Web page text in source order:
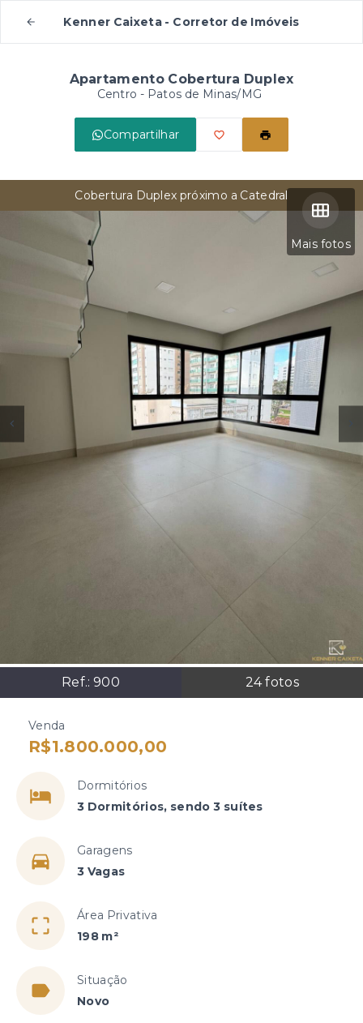
Kenner Caixeta - Corretor de Imóveis
Apartamento Cobertura Duplex
Centro - Patos de Minas/MG
Compartilhar
Mais fotos
Ref.:900 24fotos
Cobertura Duplex próximo a Catedral
Venda
R$1.800.000,00
Dormitórios
3 Dormitórios, sendo 3 suítes
Garagens
3 Vagas
Área Privativa
198 m²
Situação
Novo